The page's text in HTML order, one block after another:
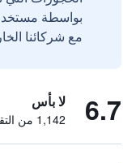
مع شركائنا
6.7 لا بأس
1,142 من التقييمات تم التحقق منها